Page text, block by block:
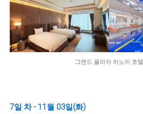
그랜드 플라자 하노이 호텔
7일 차 - 11월 03일(화)